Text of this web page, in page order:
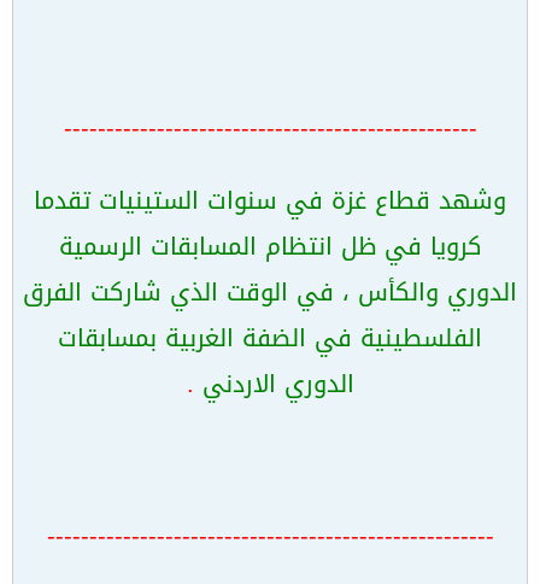
-------------------------------------------------
وشهد قطاع غزة في سنوات الستينيات تقدما
كرويا في ظل انتظام المسابقات الرسمية
الدوري والكأس ، في الوقت الذي شاركت الفرق
الفلسطينية في الضفة الغربية بمسابقات
الدوري الاردني .
-----------------------------------------------------